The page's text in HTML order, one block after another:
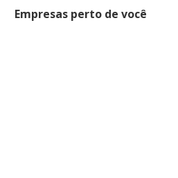
Empresas perto de você